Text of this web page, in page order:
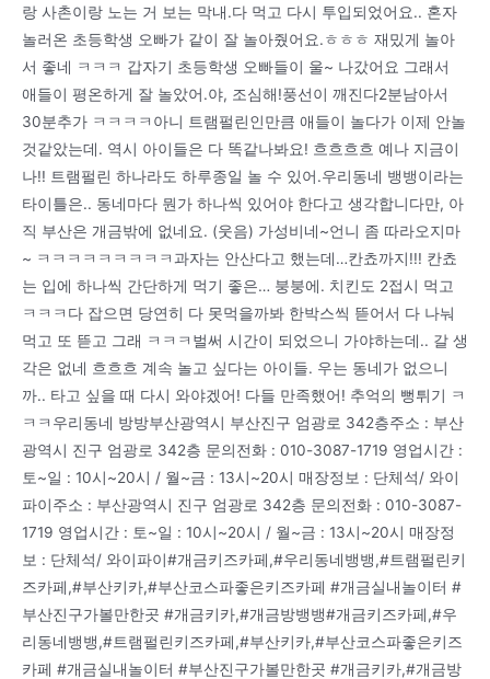
랑 사촌이랑 노는 거 보는 막내.다 먹고 다시 투입되었어요.. 혼자
놀러온 초등학생 오빠가 같이 잘 놀아줬어요.ㅎㅎㅎ 재밌게 놀아
서 좋네 ㅋㅋㅋ 갑자기 초등학생 오빠들이 울~ 나갔어요 그래서
애들이 평온하게 잘 놀았어.야, 조심해!풍선이 깨진다2분남아서
30분추가 ㅋㅋㅋㅋ아니 트램펄린인만큼 애들이 놀다가 이제 안놀
것같았는데. 역시 아이들은 다 똑같나봐요! 흐흐흐흐 예나 지금이
나!! 트램펄린 하나라도 하루종일 놀 수 있어.우리동네 뱅뱅이라는
타이틀은.. 동네마다 뭔가 하나씩 있어야 한다고 생각합니다만, 아
직 부산은 개금밖에 없네요. (웃음) 가성비네~언니 좀 따라오지마
~ ㅋㅋㅋㅋㅋㅋㅋㅋㅋ과자는 안산다고 했는데…칸쵸까지!!! 칸쵸
는 입에 하나씩 간단하게 먹기 좋은… 붕붕에. 치킨도 2접시 먹고
ㅋㅋㅋ다 잡으면 당연히 다 못먹을까봐 한박스씩 뜯어서 다 나눠
먹고 또 뜯고 그래 ㅋㅋㅋ벌써 시간이 되었으니 가야하는데.. 갈 생
각은 없네 흐흐흐 계속 놀고 싶다는 아이들. 우는 동네가 없으니
까.. 타고 싶을 때 다시 와야겠어! 다들 만족했어! 추억의 뻥튀기 ㅋ
ㅋㅋ우리동네 방방부산광역시 부산진구 엄광로 342층주소 : 부산
광역시 진구 엄광로 342층 문의전화 : 010-3087-1719 영업시간 :
토~일 : 10시~20시 / 월~금 : 13시~20시 매장정보 : 단체석/ 와이
파이주소 : 부산광역시 진구 엄광로 342층 문의전화 : 010-3087-
1719 영업시간 : 토~일 : 10시~20시 / 월~금 : 13시~20시 매장정
보 : 단체석/ 와이파이#개금키즈카페,#우리동네뱅뱅,#트램펄린키
즈카페,#부산키카,#부산코스파좋은키즈카페 #개금실내놀이터 #
부산진구가볼만한곳 #개금키카,#개금방뱅뱅#개금키즈카페,#우
리동네뱅뱅,#트램펄린키즈카페,#부산키카,#부산코스파좋은키즈
카페 #개금실내놀이터 #부산진구가볼만한곳 #개금키카,#개금방